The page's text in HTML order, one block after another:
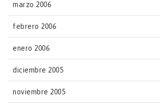
marzo 2006
febrero 2006
enero 2006
diciembre 2005
noviembre 2005